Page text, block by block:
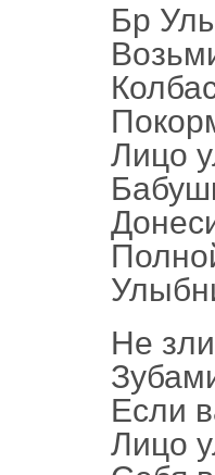
Бр
Лицо
Не
Если
Лицо